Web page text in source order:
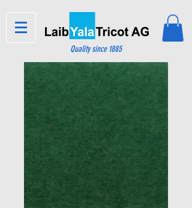
Quality since 1885